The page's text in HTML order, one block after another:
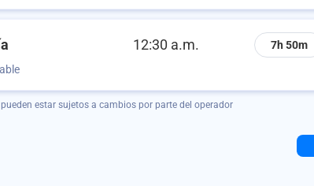
12:30 a.m. 7h 50m
estar sujetos a cambios por parte del operador